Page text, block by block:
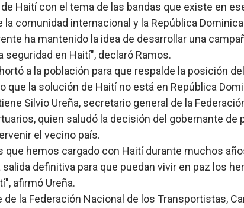
y Gestión Presidencial encabezan entrega
Haití con el tema de las bandas que existe en
la comunidad internacional y la República
ha mantenido la idea de desarrollar una
seguridad en Haití", declaró Ramos.
a la población para que respalde la posición
que la solución de Haití no está en República
Silvio Ureña, secretario general de la
quien saludó la decisión del gobernante de
el vecino país.
que hemos cargado con Haití durante muchos
salida definitiva para que puedan vivir en paz los
afirmó Ureña.
la Federación Nacional de los Transportistas,